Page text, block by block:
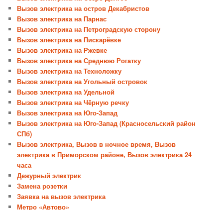
Вызов электрика на остров Декабристов
Вызов электрика на Парнас
Вызов электрика на Петроградскую сторону
Вызов электрика на Пискарёвке
Вызов электрика на Ржевке
Вызов электрика на Среднюю Рогатку
Вызов электрика на Техноложку
Вызов электрика на Угольный островок
Вызов электрика на Удельной
Вызов электрика на Чёрную речку
Вызов электрика на Юго-Запад
Вызов электрика на Юго-Запад (Красносельский район
СПб)
Вызов электрика, Вызов в ночное время, Вызов
электрика в Приморском районе, Вызов электрика 24
часа
Дежурный электрик
Замена розетки
Заявка на вызов электрика
Метро «Автово»